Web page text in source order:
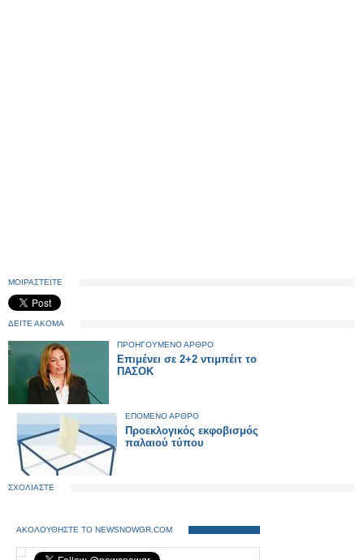
ΜΟΙΡΑΣΤΕΙΤΕ
ΔΕΙΤΕ ΑΚΟΜΑ
ΠΡΟΗΓΟΥΜΕΝΟ ΑΡΘΡΟ
Επιμένει σε 2+2 ντιμπέιτ το
ΠΑΣΟΚ
ΕΠΟΜΕΝΟ ΑΡΘΡΟ
Προεκλογικός εκφοβισμός
παλαιού τύπου
ΣΧΟΛΙΑΣΤΕ
ΑΚΟΛΟΥΘΗΣΤΕ ΤΟ NEWSNOWGR.COM